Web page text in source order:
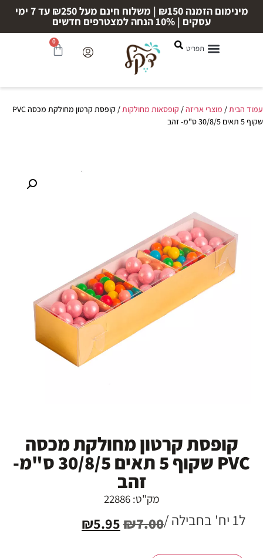
מינימום הזמנה ₪150 | משלוח חינם מעל ₪250 עד 7 ימי
עסקים | 10% הנחה למצטרפים חדשים
0
עמוד הבית/ מוצרי אריזה/ קופסאות מחולקות
/ קופסת קרטון מחולקת מכסה PVC
שקוף 5 תאים 30/8/5 ס"מ- זהב
קופסת קרטון מחולקת מכסה
PVC שקוף 5 תאים 30/8/5 ס"מ-
זהב
מק"ט: 22886
ל1 יח' בחבילה / ₪7.00
₪5.95